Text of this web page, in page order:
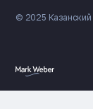
© 2025 Казанский